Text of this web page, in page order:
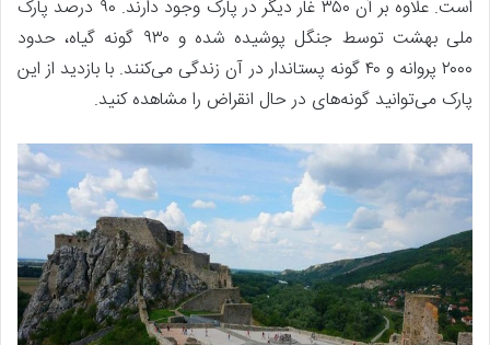
است. علاوه بر آن ۳۵۰ غار دیگر در پارک وجود دارند. ۹۰ درصد پارک
ملی بهشت توسط جنگل پوشیده شده و ۹۳۰ گونه گیاه، حدود
۲۰۰۰ پروانه و ۴۰ گونه پستاندار در آن زندگی می‌کنند. با بازدید از این
پارک می‌توانید گونه‌های در حال انقراض را مشاهده کنید.